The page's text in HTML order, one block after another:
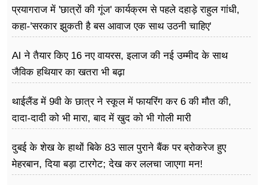
प्रयागराज में 'छात्रों की गूंज' कार्यक्रम से पहले दहाड़े राहुल गांधी,
कहा-'सरकार झुकती है बस आवाज एक साथ उठनी चाहिए'
AI ने तैयार किए 16 नए वायरस, इलाज की नई उम्मीद के साथ
जैविक हथियार का खतरा भी बढ़ा
थाईलैंड में 9वी के छात्र ने स्कूल में फायरिंग कर 6 की मौत की,
दादा-दादी को भी मारा, बाद में खुद को भी गोली मारी
दुबई के शेख के हाथों बिके 83 साल पुराने बैंक पर ब्रोकरेज हुए
मेहरबान, दिया बड़ा टारगेट; देख कर ललचा जाएगा मन!